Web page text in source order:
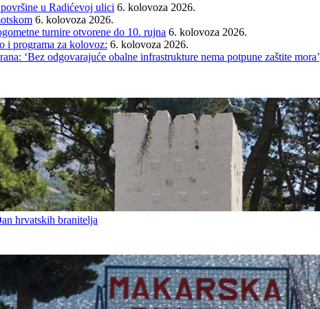
u Radićevoj ulici 6. kolovoza 2026.
6. kolovoza 2026.
turnire otvorene do 10. rujna 6. kolovoza 2026.
i programa za kolovoz: 6. kolovoza 2026.
‘Bez odgovarajuće obalne infrastrukture nema potpune zaštite mora’
hrvatskih branitelja